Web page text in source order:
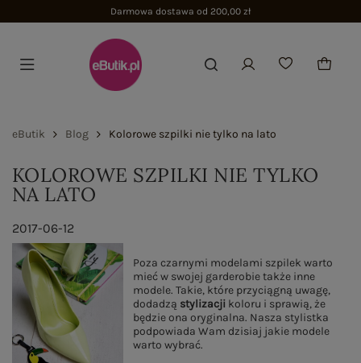
Darmowa dostawa od 200,00 zł
eButik Blog Kolorowe szpilki nie tylko na lato
KOLOROWE SZPILKI NIE TYLKO
NA LATO
2017-06-12
Poza czarnymi modelami szpilek warto
mieć w swojej garderobie także inne
modele. Takie, które przyciągną uwagę,
dodadzą stylizacjikoloru i sprawią, że
będzie ona oryginalna. Nasza stylistka
podpowiada Wam dzisiaj jakie modele
warto wybrać.